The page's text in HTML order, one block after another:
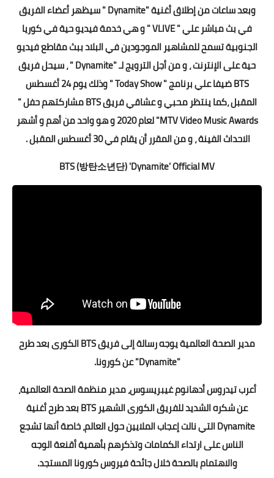
وبعد ساعات من إطلاق أغنية ​​"Dynamite " سيظهر أعضاء الفريق
في بث مباشر علي " VLIVE " و هي خدمة فيديو حية في كوريا
الجنوبية تسمح للمشاهير الموجودين في البلاد ببث مقاطع فيديو
حية على الإنترنت ، و من أجل الترويج لـ ​​"Dynamite " ، سيحل فريق
BTS ضيفا علي برنامج " Today Show " وذلك يوم 24 أغسطس
المقبل ،كما ينتظر محبي و عشاقي فريق BTS مشاركتهم حفل "
MTV Video Music Awards" لعام 2020 و هو واحد من أهم و أشهر
الاحداث الفينة ، و من المقرر أن يقام في 30 أغسطس المقبل .
BTS (방탄소년단) 'Dynamite' Official MV
مدير الصحة العالمية يوجه رسالة إلى فريق BTS الكورى بعد طرح
"Dynamite" عن كورونا.
أعرب تيدروس أدهانوم غيبريسوس، مدير منظمة الصحة العالمية،
عن شكره الشديد للفريق الكورى الشهير BTS بعد طرح أغنية
Dynamite التي نالت إعجاب الملايين حول العالم، خاصة أنها تشجع
الناس على ارتداء الكمامات وتذكرهم بأهمية أقنعة الوجه
والاهتمام بالصحة خلال جائحة فيروس كورونا المستجد.